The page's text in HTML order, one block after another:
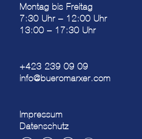
Montag bis Freitag
7:30 Uhr – 12:00 Uhr
13:00 – 17:30 Uhr
+423 239 09 09
info@bueromarxer.com
Impressum
Datenschutz